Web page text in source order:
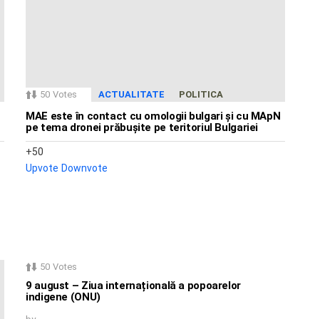
50 Votes ACTUALITATE POLITICA
MAE este în contact cu omologii bulgari și cu MApN
pe tema dronei prăbușite pe teritoriul Bulgariei
50
Upvote Downvote
50 Votes
9 august – Ziua internațională a popoarelor
indigene (ONU)